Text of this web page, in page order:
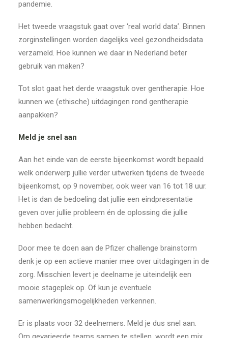
pandemie.
Het tweede vraagstuk gaat over ‘real world data’. Binnen
zorginstellingen worden dagelijks veel gezondheidsdata
verzameld. Hoe kunnen we daar in Nederland beter
gebruik van maken?
Tot slot gaat het derde vraagstuk over gentherapie. Hoe
kunnen we (ethische) uitdagingen rond gentherapie
aanpakken?
Meld je snel aan
Aan het einde van de eerste bijeenkomst wordt bepaald
welk onderwerp jullie verder uitwerken tijdens de tweede
bijeenkomst, op 9 november, ook weer van 16 tot 18 uur.
Het is dan de bedoeling dat jullie een eindpresentatie
geven over jullie probleem én de oplossing die jullie
hebben bedacht.
Door mee te doen aan de Pfizer challenge brainstorm
denk je op een actieve manier mee over uitdagingen in de
zorg. Misschien levert je deelname je uiteindelijk een
mooie stageplek op. Of kun je eventuele
samenwerkingsmogelijkheden verkennen.
Er is plaats voor 32 deelnemers. Meld je dus snel aan.